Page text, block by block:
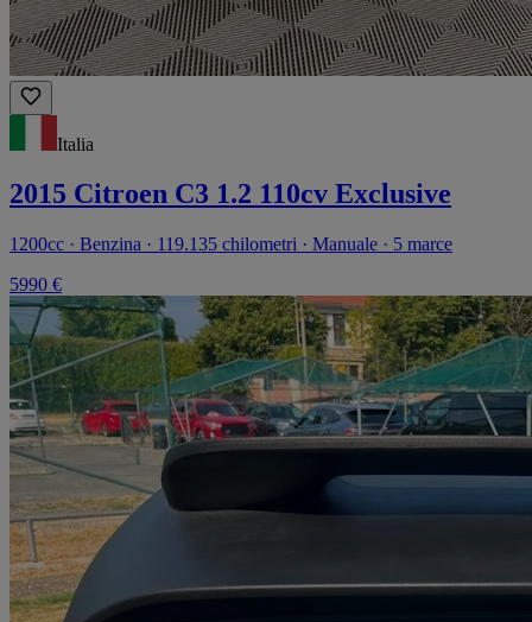
Italia
2015 Citroen C3 1.2 110cv Exclusive
1200cc · Benzina · 119.135 chilometri · Manuale · 5 marce
5990 €